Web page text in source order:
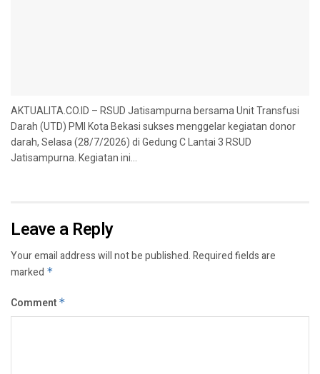
AKTUALITA.CO.ID – RSUD Jatisampurna bersama Unit Transfusi
Darah (UTD) PMI Kota Bekasi sukses menggelar kegiatan donor
darah, Selasa (28/7/2026) di Gedung C Lantai 3 RSUD
Jatisampurna. Kegiatan ini...
Leave a Reply
Your email address will not be published.Required fields are
marked *
Comment *